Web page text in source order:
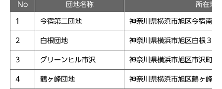
No 団地名称 所在地
1 今宿第二団地 神奈川県横浜市旭区今宿南町
2 白根団地 神奈川県横浜市旭区白根３－
3 グリーンヒル市沢 神奈川県横浜市旭区市沢町７
4 鶴ヶ峰団地 神奈川県横浜市旭区鶴ヶ峰１